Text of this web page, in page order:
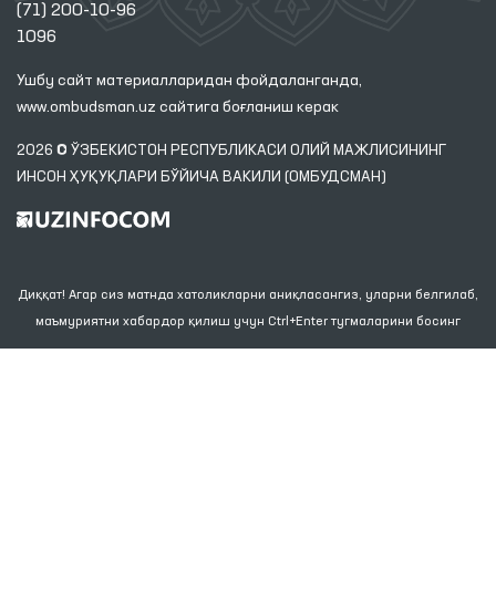
(71) 200-10-96
1096
Ушбу сайт материалларидан фойдаланганда,
www.ombudsman.uz сайтига боғланиш керак
2026 © ЎЗБЕКИСТОН РЕСПУБЛИКАСИ ОЛИЙ МАЖЛИСИНИНГ
ИНСОН ҲУҚУҚЛАРИ БЎЙИЧА ВАКИЛИ (ОМБУДСМАН)
Диққат! Агар сиз матнда хатоликларни аниқласангиз, уларни белгилаб,
маъмуриятни хабардор қилиш учун Ctrl+Enter тугмаларини босинг